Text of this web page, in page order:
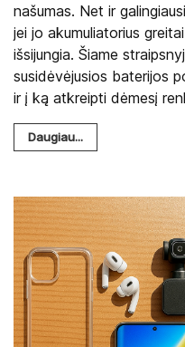
našumas. Net ir
jei jo akumuliatorius
išsijungia. Šiame
susidėvėjusios baterijos
ir į ką atkreipti dėmesį
Daugiau...